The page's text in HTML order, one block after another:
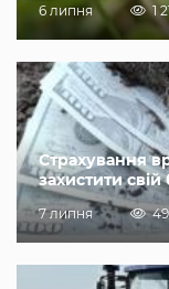
6 липня 1
Страхування
захистити свій
7 липня